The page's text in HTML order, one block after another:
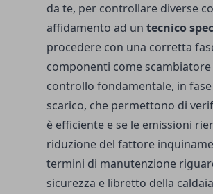
da te, per controllare diverse
affidamento ad un tecnico
procedere con una corretta
componenti come
controllo fondamentale, in
scarico, che permettono di
è efficiente e se le emissioni
riduzione del fattore
termini di manutenzione
sicurezza e libretto della